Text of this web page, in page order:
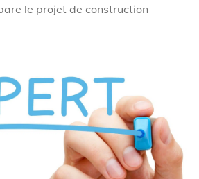
le projet de construction